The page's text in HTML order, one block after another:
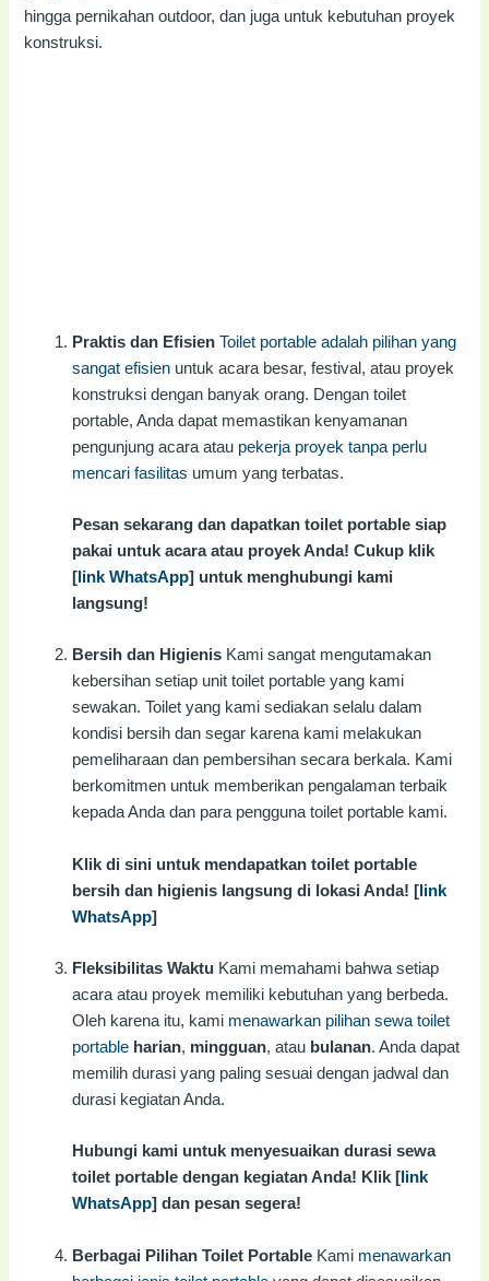
hingga pernikahan outdoor, dan juga untuk kebutuhan proyek
konstruksi.
Praktis dan Efisien Toilet portable adalah pilihan yang
sangat efisien untuk acara besar, festival, atau proyek
konstruksi dengan banyak orang. Dengan toilet
portable, Anda dapat memastikan kenyamanan
pengunjung acara atau pekerja proyek tanpa perlu
mencari fasilitas umum yang terbatas.
Pesan sekarang dan dapatkan toilet portable siap
pakai untuk acara atau proyek Anda! Cukup klik
[ link WhatsApp] untuk menghubungi kami
langsung!
Bersih dan Higienis Kami sangat mengutamakan
kebersihan setiap unit toilet portable yang kami
sewakan. Toilet yang kami sediakan selalu dalam
kondisi bersih dan segar karena kami melakukan
pemeliharaan dan pembersihan secara berkala. Kami
berkomitmen untuk memberikan pengalaman terbaik
kepada Anda dan para pengguna toilet portable kami.
Klik di sini untuk mendapatkan toilet portable
bersih dan higienis langsung di lokasi Anda! [ link
WhatsApp]
Fleksibilitas Waktu Kami memahami bahwa setiap
acara atau proyek memiliki kebutuhan yang berbeda.
Oleh karena itu, kami menawarkan pilihan sewa toilet
portable harian, mingguan, atau bulanan. Anda dapat
memilih durasi yang paling sesuai dengan jadwal dan
durasi kegiatan Anda.
Hubungi kami untuk menyesuaikan durasi sewa
toilet portable dengan kegiatan Anda! Klik [ link
WhatsApp] dan pesan segera!
Berbagai Pilihan Toilet Portable Kami menawarkan